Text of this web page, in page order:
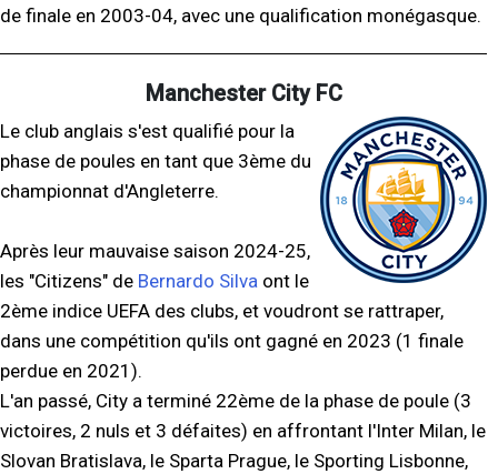
de finale en 2003-04, avec une qualification monégasque.
Manchester City FC
Le club anglais s'est qualifié pour la
phase de poules en tant que 3ème du
championnat d'Angleterre.
Après leur mauvaise saison 2024-25,
les "Citizens" de Bernardo Silva ont le
2ème indice UEFA des clubs, et voudront se rattraper,
dans une compétition qu'ils ont gagné en 2023 (1 finale
perdue en 2021).
L'an passé, City a terminé 22ème de la phase de poule (3
victoires, 2 nuls et 3 défaites) en affrontant l'Inter Milan, le
Slovan Bratislava, le Sparta Prague, le Sporting Lisbonne,